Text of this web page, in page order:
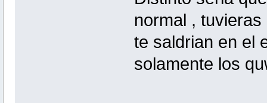
normal ,
te saldrian en el
solamente los